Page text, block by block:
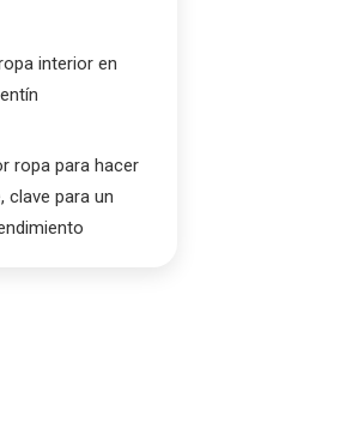
interior en
ropa para hacer
clave para un